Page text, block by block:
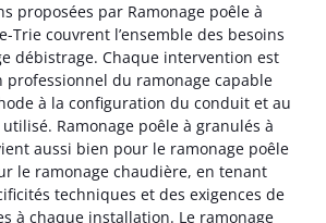
proposées par Ramonage poêle à
Trie couvrent l’ensemble des besoins
débistrage. Chaque intervention est
professionnel du ramonage capable
à la configuration du conduit et au
Ramonage poêle à granulés à
aussi bien pour le ramonage poêle
le ramonage chaudière, en tenant
techniques et des exigences de
à chaque installation. Le ramonage